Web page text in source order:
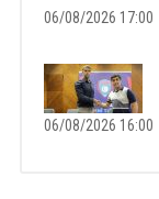
06/08/2026 17:00
06/08/2026 16:00